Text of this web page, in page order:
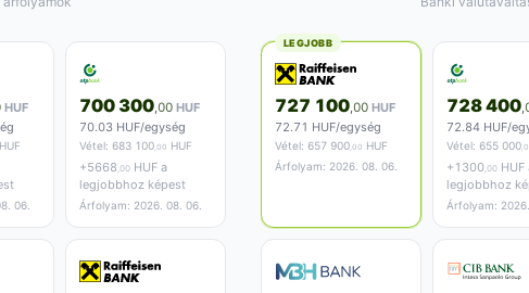
HUF
HUF
06.
700 300 ,00 HUF
70.03 HUF/egység
Vétel: 683 100 ,00 HUF
+5668 ,00 HUF a
legjobbhoz képest
Árfolyam: 2026. 08. 06.
LEGJOBB
727 100 ,00 HUF
72.71 HUF/egység
Vétel: 657 900 ,00 HUF
Árfolyam: 2026. 08. 06.
728 400
72.84 HUF/
Vétel: 655 000
+1300 ,00 HUF
legjobbhoz
Árfolyam: